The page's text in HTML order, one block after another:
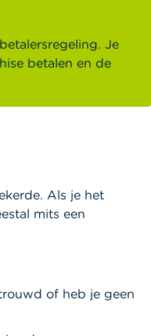
Je
betalen en de
Als je het
mits een
of heb je geen